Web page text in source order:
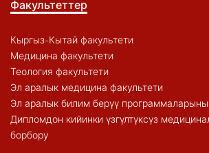
Факультеттер
Кыргыз-Кытай факультети
Медицина факультети
Теология факультети
Эл аралык медицина факультети
Эл аралык билим берүү
Дипломдон кийинки үзгүлтүксүз
борбору